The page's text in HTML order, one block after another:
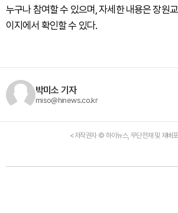
누구나 참여할 수 있으며, 자세한 내용은 장원
이지에서 확인할 수 있다.
박미소 기자
miso@hinews.co.kr
<저작권자 © 하이뉴스, 무단전재 및 재배